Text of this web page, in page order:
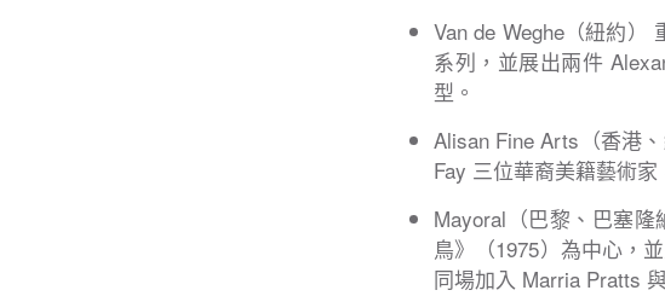
Van de Weghe（紐約）
系列，並展出兩件
型。
Alisan Fine Arts（香港
Fay 三位華裔美籍藝術
Mayoral（巴黎、巴塞
鳥》（1975）為中心，
同場加入 Marria Pratts